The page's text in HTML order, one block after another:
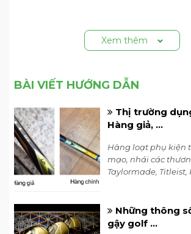
Xem thêm
BÀI VIẾT HƯỚNG DẪN
Thị trường
Hàng giả, ...
Hàng loạt phụ kiện
mạo, nhái các
Taylormade, Titleist,
thương mại điện
những sản phẩm
Những thông
gậy golf ...